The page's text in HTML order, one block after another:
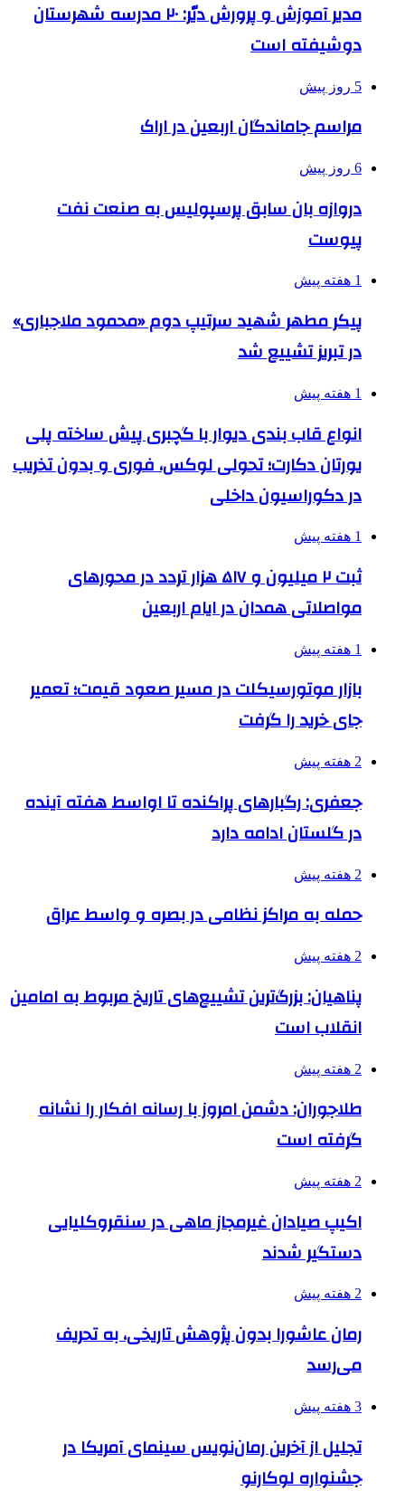
مدیر آموزش و پرورش دیّر: ۲۰ مدرسه شهرستان
دوشیفته است
5 روز پیش
مراسم جاماندگان اربعین در اراک
6 روز پیش
دروازه بان سابق پرسپولیس به صنعت نفت
پیوست
1 هفته پیش
پیکر مطهر شهید سرتیپ دوم «محمود ملاجباری»
در تبریز تشییع شد
1 هفته پیش
انواع قاب بندی دیوار با گچبری پیش ساخته پلی
یورتان دکارت؛ تحولی لوکس، فوری و بدون تخریب
در دکوراسیون داخلی
1 هفته پیش
ثبت ۲ میلیون و ۵۱۷ هزار تردد در محورهای
مواصلاتی همدان در ایام اربعین
1 هفته پیش
بازار موتورسیکلت در مسیر صعود قیمت؛ تعمیر
جای خرید را گرفت
2 هفته پیش
جعفری: رگبارهای پراکنده تا اواسط هفته آینده
در گلستان ادامه دارد
2 هفته پیش
حمله به مراکز نظامی در بصره و واسط عراق
2 هفته پیش
پناهیان: بزرگ‌ترین تشییع‌های تاریخ مربوط به امامین
انقلاب است
2 هفته پیش
طلاجوران: دشمن امروز با رسانه افکار را نشانه
گرفته است
2 هفته پیش
اکیپ صیادان غیرمجاز ماهی در سنقروکلیایی
دستگیر شدند
2 هفته پیش
رمان عاشورا بدون پژوهش تاریخی، به تحریف
می‌رسد
3 هفته پیش
تجلیل از آخرین رمان‌نویس سینمای آمریکا در
جشنواره لوکارنو